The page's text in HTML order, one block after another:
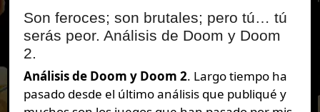
Son feroces; son brutales; pero tú… tú
serás peor. Análisis de Doom y Doom
2.
Análisis de Doom y Doom 2. Largo tiempo ha
pasado desde el último análisis que publiqué y